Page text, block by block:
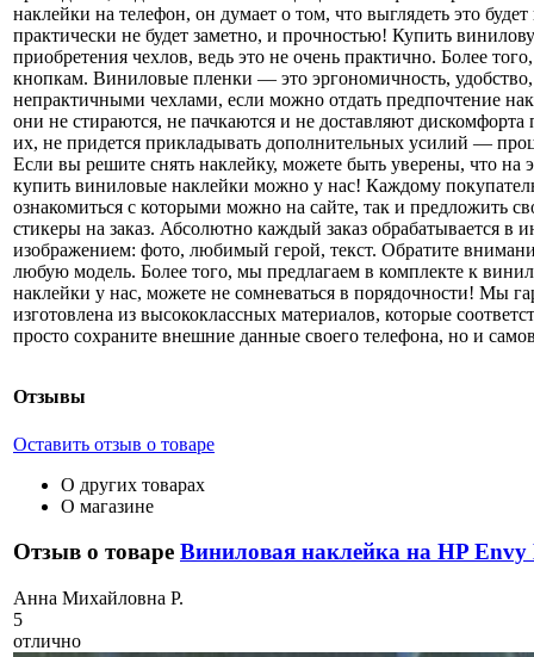
наклейки на телефон, он думает о том, что выглядеть это
практически не будет заметно, и прочностью! Купить
приобретения чехлов, ведь это не очень практично. Более
кнопкам. Виниловые пленки — это эргономичность, удобство,
непрактичными чехлами, если можно отдать предпочтение
они не стираются, не пачкаются и не доставляют
их, не придется прикладывать дополнительных усилий —
Если вы решите снять наклейку, можете быть уверены, что
купить виниловые наклейки можно у нас! Каждому
ознакомиться с которыми можно на сайте, так и предложить
стикеры на заказ. Абсолютно каждый заказ обрабатывается
изображением: фото, любимый герой, текст. Обратите
любую модель. Более того, мы предлагаем в комплекте к
наклейки у нас, можете не сомневаться в порядочности! Мы
изготовлена из высококлассных материалов, которые
просто сохраните внешние данные своего телефона, но и
Отзывы
Оставить отзыв о товаре
О других товарах
О магазине
Отзыв о товаре Виниловая наклейка на HP Envy
Анна Михайловна Р.
5
отлично